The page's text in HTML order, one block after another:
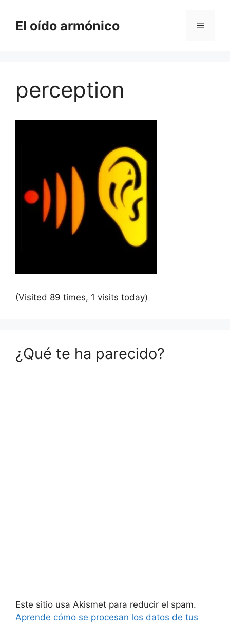
contenido
El oído armónico Menú
perception
(Visited 89 times, 1 visits today)
¿Qué te ha parecido?
Este sitio usa Akismet para reducir el spam.
Aprende cómo se procesan los datos de tus